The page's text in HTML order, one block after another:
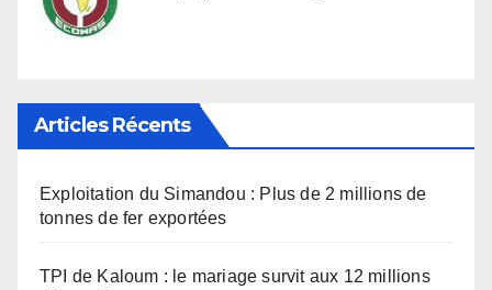
Articles Récents
Exploitation du Simandou : Plus de 2 millions de
tonnes de fer exportées
TPI de Kaloum : le mariage survit aux 12 millions